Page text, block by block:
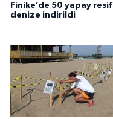
Finike’de 50 yapay resif
denize indirildi